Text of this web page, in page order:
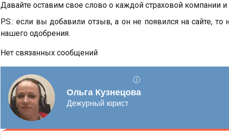
Давайте оставим свое слово о каждой страховой компании и
P.S.: если вы добавили отзыв, а он не появился на сайте, то
нашего одобрения.
Нет связанных сообщений